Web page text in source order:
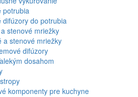
potrubia
difúzory do potrubia
stenové mriežky
a stenové mriežky
difúzory
dosahom
komponenty pre kuchyne